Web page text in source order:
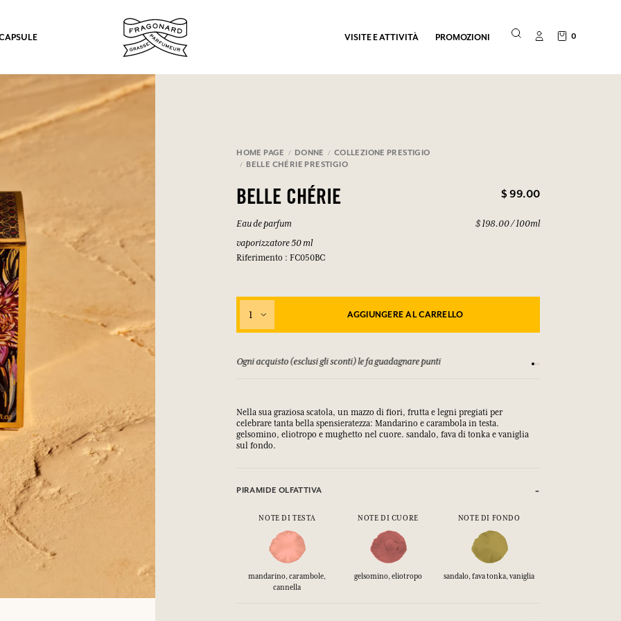
punti e ricevere regali.
VISITE E ATTIVITÀ PROMOZIONI 0
HOME PAGE DONNE
COLLEZIONE PRESTIGIO
BELLE CHÉRIE PRESTIGIO
BELLE CHÉRIE $ 99.00
Eau de parfum
vaporizzatore 50 ml
Riferimento : FC050BC
$ 198.00 / 100ml
1 AGGIUNGERE AL CARRELLO
fino a 15 giorni Ogni acquisto (esclusi gli sconti) le fa guadagnare punti
Nella sua graziosa scatola, un mazzo di fiori, frutta e legni pregiati per
celebrare tanta bella spensieratezza: Mandarino e carambola in testa.
gelsomino, eliotropo e mughetto nel cuore. sandalo, fava di tonka e vaniglia
sul fondo.
PIRAMIDE OLFATTIVA
NOTE DI TESTA NOTE DI CUORE NOTE DI FONDO
mandarino, carambole,
cannella
gelsomino, eliotropo sandalo, fava tonka, vaniglia